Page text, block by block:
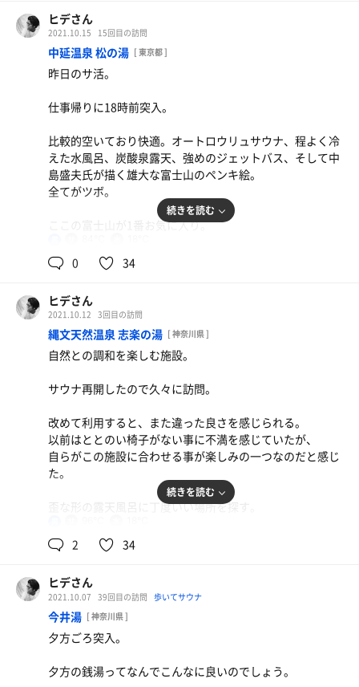
遠方からわざわざ訪れるという場所ではないが、普段使い
には最高。
サウナ上がりには横須賀ドブ板通り沿いの横須賀ネイビー
直火で風味良く焼かれたパテが美味しい。
ヒデさん
2021.10.15 15回目の訪問
中延温泉 松の湯 [ 東京都 ]
昨日のサ活。
仕事帰りに18時前突入。
比較的空いており快適。オートロウリュサウナ、程よく冷
えた水風呂、炭酸泉露天、強めのジェットバス、そして中
島盛夫氏が描く雄大な富士山のペンキ絵。
全てがツボ。
ここの富士山が1番お気に入り。
皆さんのお気に入りのペンキ絵があれば教えて頂きたい。
いいサ活でした。
続きを読む
0 34
ヒデさん
2021.10.12 3回目の訪問
縄文天然温泉 志楽の湯 [ 神奈川県 ]
自然との調和を楽しむ施設。
サウナ再開したので久々に訪問。
改めて利用すると、また違った良さを感じられる。
以前はととのい椅子がない事に不満を感じていたが、
自らがこの施設に合わせる事が楽しみの一つなのだと感じ
た。
歪な形の露天風呂に丁度いい場所を探す。
詰まるところ、人工物には変わりないのだが、他の施設と
は一線を画す志楽の湯。
ここを充分に楽しめるようになったのなら、サウナーとし
て一つステップアップできた気がするのだ。
続きを読む
2 34
ヒデさん
2021.10.07 39回目の訪問 歩いてサウナ
今井湯 [ 神奈川県 ]
夕方ごろ突入。
夕方の銭湯ってなんでこんなに良いのでしょう。